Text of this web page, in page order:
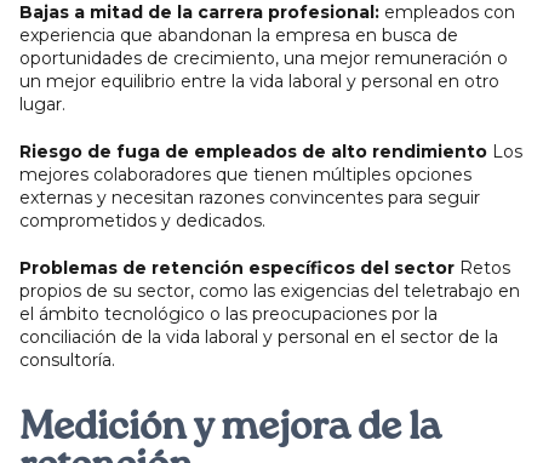
Bajas a mitad de la carrera profesional: empleados con
experiencia que abandonan la empresa en busca de
oportunidades de crecimiento, una mejor remuneración o
un mejor equilibrio entre la vida laboral y personal en otro
lugar.
Riesgo de fuga de empleados de alto rendimiento Los
mejores colaboradores que tienen múltiples opciones
externas y necesitan razones convincentes para seguir
comprometidos y dedicados.
Problemas de retención específicos del sector Retos
propios de su sector, como las exigencias del teletrabajo en
el ámbito tecnológico o las preocupaciones por la
conciliación de la vida laboral y personal en el sector de la
consultoría.
Medición y mejora de la